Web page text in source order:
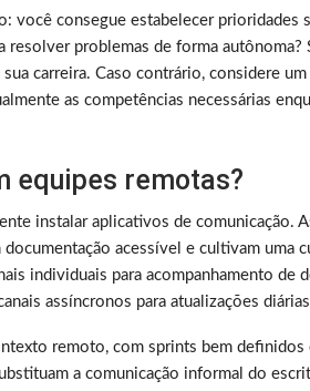
você consegue estabelecer prioridades
resolver problemas de forma autônoma?
carreira. Caso contrário, considere
as competências necessárias
equipes remotas?
instalar aplicativos de comunicação.
acessível e cultivam uma
individuais para acompanhamento de
assíncronos para atualizações
remoto, com sprints bem definidos
a comunicação informal do